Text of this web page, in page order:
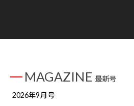
MAGAZINE 最新号
2026年9月号